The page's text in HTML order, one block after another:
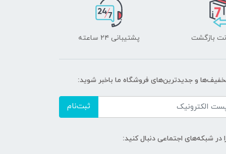
پشتیبانی ۲۴ ساعته
و جدیدترین‌های فروشگاه ما باخبر شوید:
ثبت‌نام
در شبکه‌های اجتماعی دنبال کنید: